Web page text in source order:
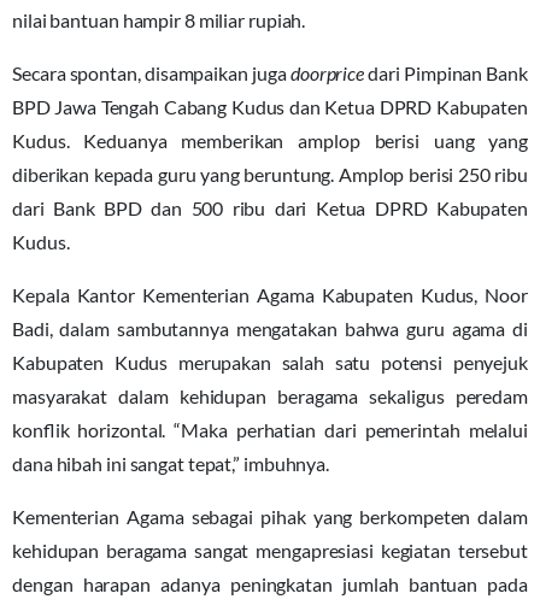
nilai bantuan hampir 8 miliar rupiah.
Secara spontan, disampaikan jugadoorpricedari Pimpinan Bank
BPD Jawa Tengah Cabang Kudus dan Ketua DPRD Kabupaten
Kudus. Keduanya memberikan amplop berisi uang yang
diberikan kepada guru yang beruntung. Amplop berisi 250 ribu
dari Bank BPD dan 500 ribu dari Ketua DPRD Kabupaten
Kudus.
Kepala Kantor Kementerian Agama Kabupaten Kudus, Noor
Badi, dalam sambutannya mengatakan bahwa guru agama di
Kabupaten Kudus merupakan salah satu potensi penyejuk
masyarakat dalam kehidupan beragama sekaligus peredam
konflik horizontal. “Maka perhatian dari pemerintah melalui
dana hibah ini sangat tepat,” imbuhnya.
Kementerian Agama sebagai pihak yang berkompeten dalam
kehidupan beragama sangat mengapresiasi kegiatan tersebut
dengan harapan adanya peningkatan jumlah bantuan pada